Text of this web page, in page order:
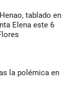
tablado en
Elena este 6
la polémica en